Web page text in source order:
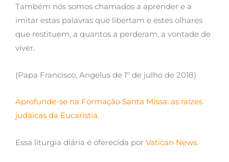
Também nós somos chamados a aprender e a
imitar estas palavras que libertam e estes olhares
que restituem, a quantos a perderam, a vontade de
viver.
(Papa Francisco, Angelus de 1º de julho de 2018)
Aprofunde-se na Formação Santa Missa: as raízes
judaicas da Eucaristia.
Essa liturgia diária é oferecida por Vatican News.